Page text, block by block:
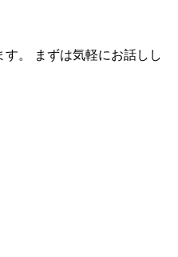
。 まずは気軽にお話しし